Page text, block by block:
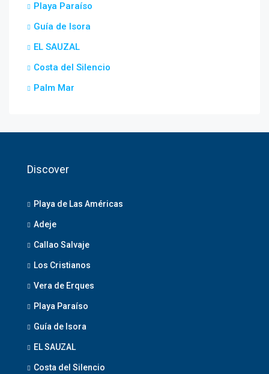
Playa Paraíso
Guía de Isora
EL SAUZAL
Costa del Silencio
Palm Mar
Discover
Playa de Las Américas
Adeje
Callao Salvaje
Los Cristianos
Vera de Erques
Playa Paraíso
Guía de Isora
EL SAUZAL
Costa del Silencio